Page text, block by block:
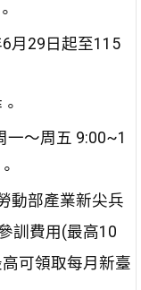
月29日起至115
一～周五 9:00~1
動部產業新尖兵
訓費用(最高10
可領取每月新臺